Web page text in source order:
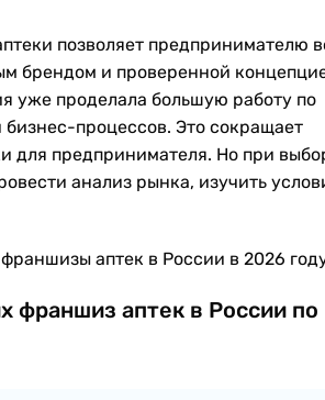
позволяет предпринимателю
брендом и проверенной
уже проделала большую работу по
процессов. Это сокращает
для предпринимателя. Но при
анализ рынка, изучить
аптек в России в 2026
франшиз аптек в России по